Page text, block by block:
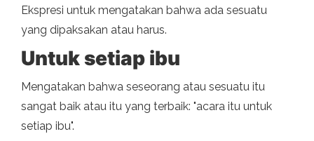
Ekspresi untuk mengatakan bahwa ada sesuatu
yang dipaksakan atau harus.
Untuk setiap ibu
Mengatakan bahwa seseorang atau sesuatu itu
sangat baik atau itu yang terbaik: "acara itu untuk
setiap ibu".